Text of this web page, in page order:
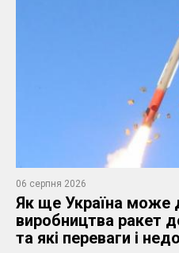
06 серпня 2026
Як ще Україна може
виробництва ракет
та які переваги і